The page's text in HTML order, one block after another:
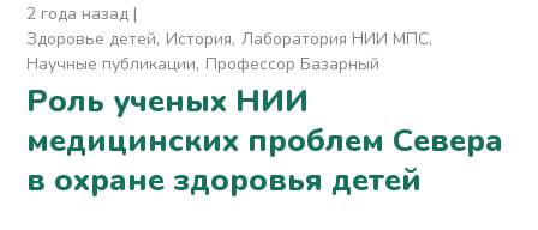
2 года назад
Здоровье детей История Лаборатория НИИ МПС
Научные публикации Профессор Базарный
Роль ученых НИИ
медицинских проблем Севера
в охране здоровья детей